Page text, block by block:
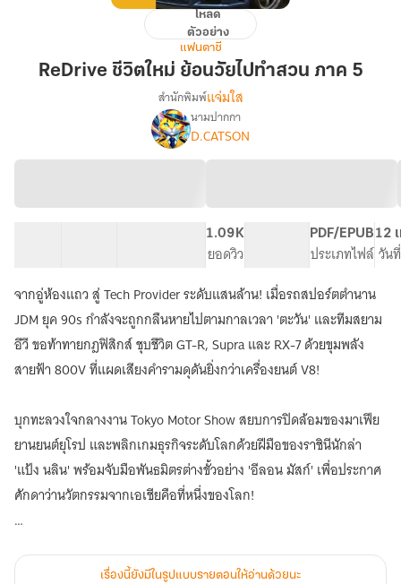
ReDrive
ใหม่
5
โหลด
ตัวอย่าง
แฟนตาซี
ReDrive ชีวิตใหม่ ย้อนวัยไปทำสวน ภาค 5
เรื่องReDrive
ชีวิต
ใหม่
ไป
ทำ
สวน
สำนักพิมพ์แจ่มใส
นามปากกา
D.CATSON
1.09K
ยอดวิว
PDF/EPUB
ประเภทไฟล์
12
วัน
จากอู่ห้องแถว สู่ Tech Provider ระดับแสนล้าน! เมื่อรถสปอร์ตตำนาน
JDM ยุค 90s กำลังจะถูกกลืนหายไปตามกาลเวลา 'ตะวัน' และทีมสยาม
อีวี ขอท้าทายกฎฟิสิกส์ ชุบชีวิต GT-R, Supra และ RX-7 ด้วยขุมพลัง
สายฟ้า 800V ที่แผดเสียงคำรามดุดันยิ่งกว่าเครื่องยนต์ V8!
บุกทะลวงใจกลางงาน Tokyo Motor Show สยบการปิดล้อมของมาเฟีย
ยานยนต์ยุโรป และพลิกเกมธุรกิจระดับโลกด้วยฝีมือของราชินีนักล่า
'แป้ง นลิน' พร้อมจับมือพันธมิตรต่างขั้วอย่าง 'อีลอน มัสก์' เพื่อประกาศ
ศักดาว่านวัตกรรมจากเอเชียคือที่หนึ่งของโลก!
เริ่มต้นของความฝันที่บ้าคลั่งที่สุด... การหอบเงินแสนล้านกลับมาสร้าง
เรื่องนี้ยังมีในรูปแบบรายตอนให้อ่านด้วยนะ